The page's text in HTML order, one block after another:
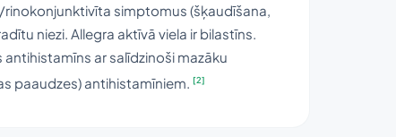
simptomus (šķaudīšana,
niezi. Allegra aktīvā viela ir bilastīns.
ar salīdzinoši mazāku
paaudzes) antihistamīniem.
[2]